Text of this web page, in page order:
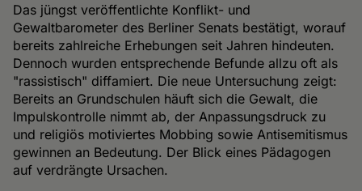
Das jüngst veröffentlichte Konflikt- und
Gewaltbarometer des Berliner Senats bestätigt, worauf
bereits zahlreiche Erhebungen seit Jahren hindeuten.
Dennoch wurden entsprechende Befunde allzu oft als
"rassistisch" diffamiert. Die neue Untersuchung zeigt:
Bereits an Grundschulen häuft sich die Gewalt, die
Impulskontrolle nimmt ab, der Anpassungsdruck zu
und religiös motiviertes Mobbing sowie Antisemitismus
gewinnen an Bedeutung. Der Blick eines Pädagogen
auf verdrängte Ursachen.